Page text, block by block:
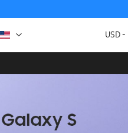
USD -